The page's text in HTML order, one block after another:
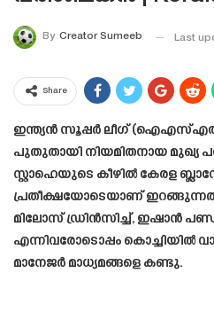
By Creator Sumeeb Last
Share
ഇന്ത്യൻ സൂപ്പർ ലീഗ്
പുതുതായി നിയമിതനായ മുഖ്യ
സ്റ്റാഹെയുടെ കീഴിൽ കേരള
പ്രതീക്ഷയോടെയാണ്
മിലോസ് ഡ്രിൻസിച്ച്, ഇഷാൻ
എന്നിവരോടൊപ്പം കൊച്ചിയിൽ
മാനേജർ മാധ്യമങ്ങളെ കണ്ടു.